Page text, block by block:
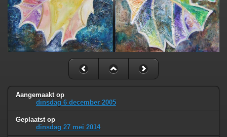
Aangemaakt op
dinsdag 6 december 2005
Geplaatst op
dinsdag 27 mei 2014